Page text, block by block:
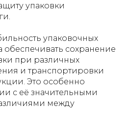
упаковки
упаковочных
обеспечивать сохранение
при различных
и транспортировки
Это особенно
с её значительными
между